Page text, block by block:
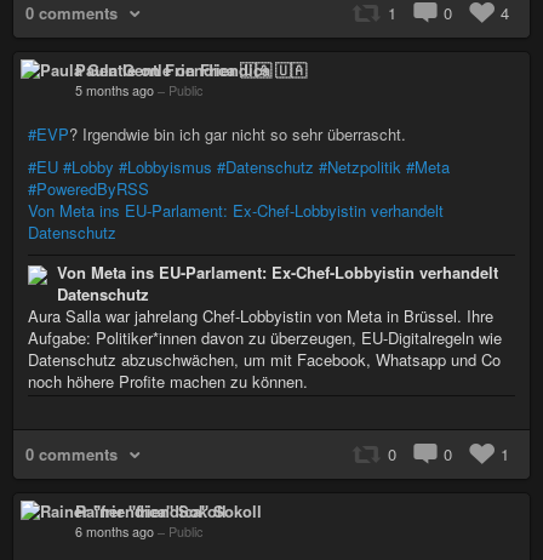
0 comments 1 0 4
Paula Gentle on Friendica 🇺🇦
5 months ago – Public
#EVP? Irgendwie bin ich gar nicht so sehr überrascht.
#EU #Lobby #Lobbyismus #Datenschutz #Netzpolitik #Meta
#PoweredByRSS
Von Meta ins EU-Parlament: Ex-Chef-Lobbyistin verhandelt
Datenschutz
Von Meta ins EU-Parlament: Ex-Chef-Lobbyistin verhandelt
Datenschutz
Aura Salla war jahrelang Chef-Lobbyistin von Meta in Brüssel. Ihre
Aufgabe: Politiker*innen davon zu überzeugen, EU-Digitalregeln wie
Datenschutz abzuschwächen, um mit Facebook, Whatsapp und Co
noch höhere Profite machen zu können.
0 comments 0 0 1
Rainer "friendica" Sokoll
6 months ago – Public